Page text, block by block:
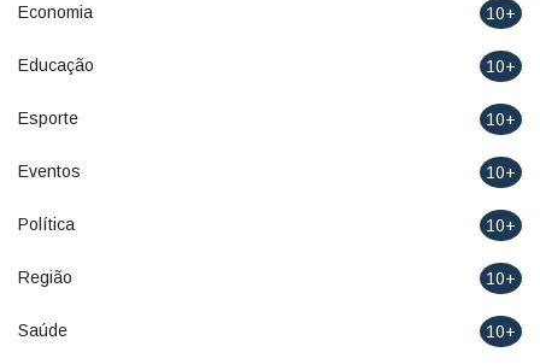
Economia 10+
Educação 10+
Esporte 10+
Eventos 10+
Política 10+
Região 10+
Saúde 10+